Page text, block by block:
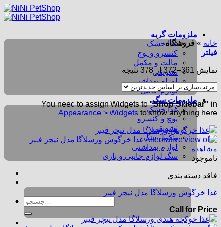
ملزومات گربه
غذا خشک
کنسرو و پوچ
مالت و مکمل
تشویقی
لوزام بهداشتی
لوازم جانبی
ملزومات سگ
غذا خشک
پوچ و کنسرو
تشویقی
مکمل سگ
لوازم بهداشتی
سگ لوازم جانبی و بازی
جستجو
خانه » فروشگاه
فیلتر
نمایش 361–372 از 378 نتیجه
جدیدترین
You need to assign Widgets to"Shop Sidebar" in
Appearance > Widgets to show anything here
مشاهده
ناموجود
فاقد دسته بندی
غذا خرگوش ورسلاگا مدل نیچر فیبر
Call for Price